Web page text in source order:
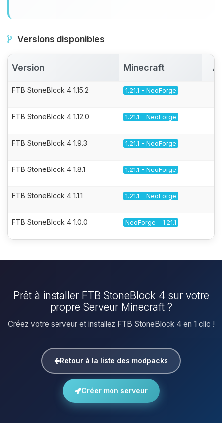
Versions disponibles
Version Minecraft
FTB StoneBlock 4 1.15.2 1.21.1 - NeoForge
FTB StoneBlock 4 1.12.0 1.21.1 - NeoForge
FTB StoneBlock 4 1.9.3 1.21.1 - NeoForge
FTB StoneBlock 4 1.8.1 1.21.1 - NeoForge
FTB StoneBlock 4 1.1.1 1.21.1 - NeoForge
FTB StoneBlock 4 1.0.0 NeoForge - 1.21.1
Prêt à installer FTB StoneBlock 4 sur votre
propre Serveur Minecraft ?
Créez votre serveur et installez FTB StoneBlock 4 en 1 clic !
Retour à la liste des modpacks
Créer mon serveur